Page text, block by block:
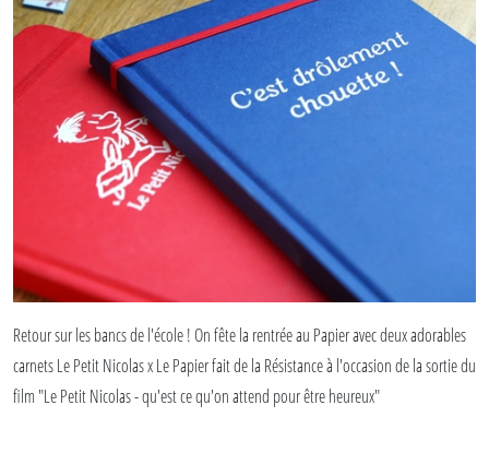
Retour sur les bancs de l'école ! On fête la rentrée au Papier avec deux adorables
carnets Le Petit Nicolas x Le Papier fait de la Résistance à l'occasion de la sortie du
film "Le Petit Nicolas - qu'est ce qu'on attend pour être heureux"